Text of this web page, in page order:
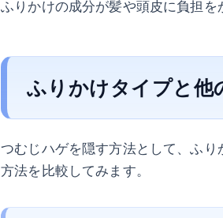
ふりかけの成分が髪や頭皮に負担を
ふりかけタイプと他
つむじハゲを隠す方法として、ふ
方法を比較してみます。